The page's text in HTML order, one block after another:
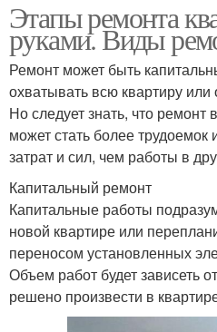
Этапы ремонта
руками. Виды
Ремонт может быть
охватывать всю квартиру
Но следует знать, что
может стать более трудоемок
затрат и сил, чем работы в
Капитальный ремонт
Капитальные работы
новой квартире или
переносом установленных
Объем работ будет зависеть
решено произвести в